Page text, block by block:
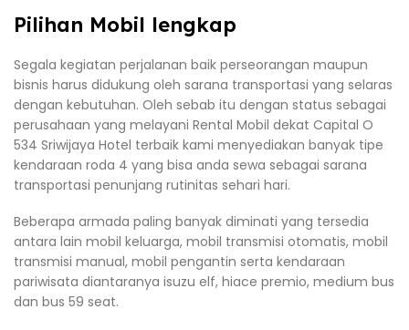
Pilihan Mobil lengkap
Segala kegiatan perjalanan baik perseorangan maupun
bisnis harus didukung oleh sarana transportasi yang selaras
dengan kebutuhan. Oleh sebab itu dengan status sebagai
perusahaan yang melayani Rental Mobil dekat Capital O
534 Sriwijaya Hotel terbaik kami menyediakan banyak tipe
kendaraan roda 4 yang bisa anda sewa sebagai sarana
transportasi penunjang rutinitas sehari hari.
Beberapa armada paling banyak diminati yang tersedia
antara lain mobil keluarga, mobil transmisi otomatis, mobil
transmisi manual, mobil pengantin serta kendaraan
pariwisata diantaranya isuzu elf, hiace premio, medium bus
dan bus 59 seat.